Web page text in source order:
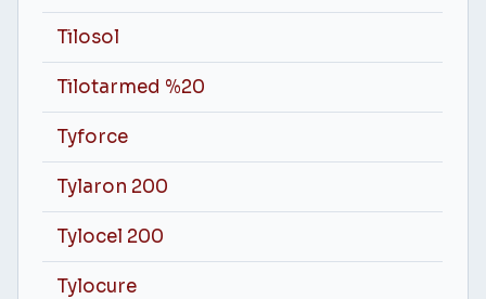
Tilosol
Tilotarmed %20
Tyforce
Tylaron 200
Tylocel 200
Tylocure